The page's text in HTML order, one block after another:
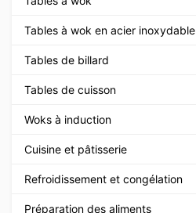
Tables à wok en acier inoxydable
Tables de billard
Tables de cuisson
Woks à induction
Cuisine et pâtisserie
Refroidissement et congélation
Préparation des aliments